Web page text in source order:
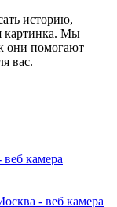
историю,
картинка. Мы
они помогают
вас.